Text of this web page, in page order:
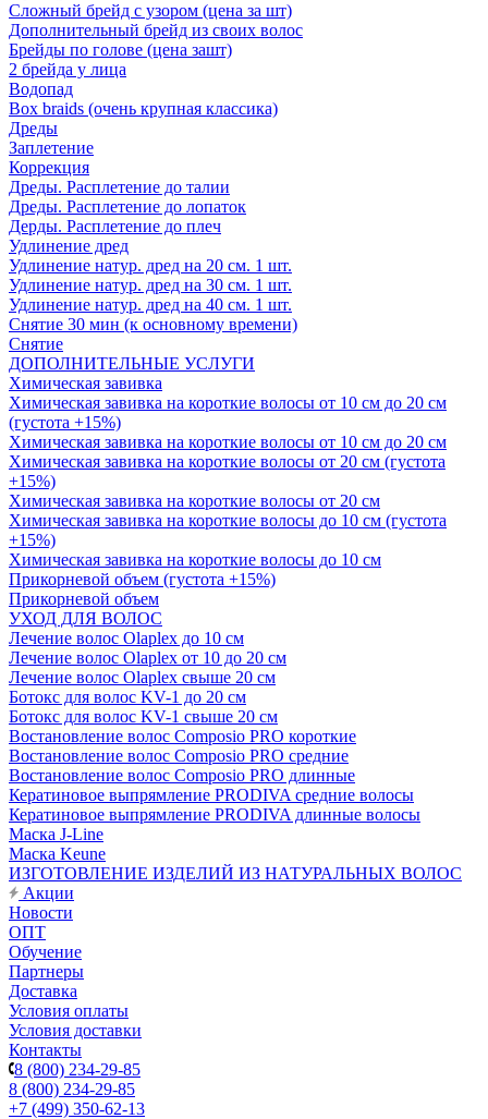
Сложный брейд с узором (цена за шт)
Дополнительный брейд из своих волос
Брейды по голове (цена зашт)
2 брейда у лица
Водопад
Box braids (очень крупная классика)
Дреды
Заплетение
Коррекция
Дреды. Расплетение до талии
Дреды. Расплетение до лопаток
Дерды. Расплетение до плеч
Удлинение дред
Удлинение натур. дред на 20 см. 1 шт.
Удлинение натур. дред на 30 см. 1 шт.
Удлинение натур. дред на 40 см. 1 шт.
Снятие 30 мин (к основному времени)
Снятие
ДОПОЛНИТЕЛЬНЫЕ УСЛУГИ
Химическая завивка
Химическая завивка на короткие волосы от 10 см до 20 см
(густота +15%)
Химическая завивка на короткие волосы от 10 см до 20 см
Химическая завивка на короткие волосы от 20 см (густота
+15%)
Химическая завивка на короткие волосы от 20 см
Химическая завивка на короткие волосы до 10 см (густота
+15%)
Химическая завивка на короткие волосы до 10 см
Прикорневой объем (густота +15%)
Прикорневой объем
УХОД ДЛЯ ВОЛОС
Лечение волос Olapleх до 10 см
Лечение волос Olapleх от 10 до 20 см
Лечение волос Olapleх свыше 20 см
Ботокс для волос KV-1 до 20 см
Ботокс для волос KV-1 свыше 20 см
Востановление волос Composio PRO короткие
Востановление волос Composio PRO средние
Востановление волос Composio PRO длинные
Кератиновое выпрямление PRODIVA средние волосы
Кератиновое выпрямление PRODIVA длинные волосы
Маска J-Line
Маска Keune
ИЗГОТОВЛЕНИЕ ИЗДЕЛИЙ ИЗ НАТУРАЛЬНЫХ ВОЛОС
Акции
Новости
ОПТ
Обучение
Партнеры
Доставка
Условия оплаты
Условия доставки
Контакты
8 (800) 234-29-85
8 (800) 234-29-85
+7 (499) 350-62-13